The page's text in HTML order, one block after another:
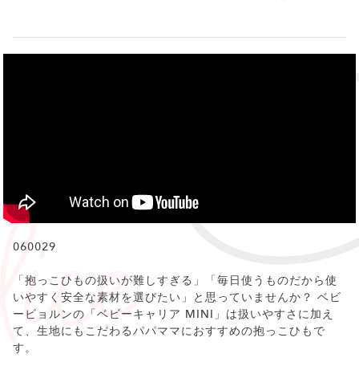
060029
「抱っこひもの扱いが難しすぎる」「毎日使うものだから使
いやすく安全な素材を選びたい」と思っていませんか？ ベビ
ービョルンの「ベビーキャリア MINI」は扱いやすさに加え
て、生地にもこだわるパパママにおすすめの抱っこひもで
す。